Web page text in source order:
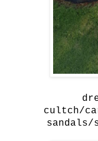
cultch/